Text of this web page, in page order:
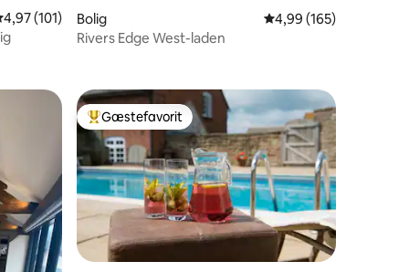
ud af 5 i gennemsnitlig bedømmelse, 101 omtaler
4,97 (101)
Bolig 4,99 ud af 5 i
4,99 (165)
Rivers Edge West-laden
Bedste gæstefavorit
Gæstefavorit